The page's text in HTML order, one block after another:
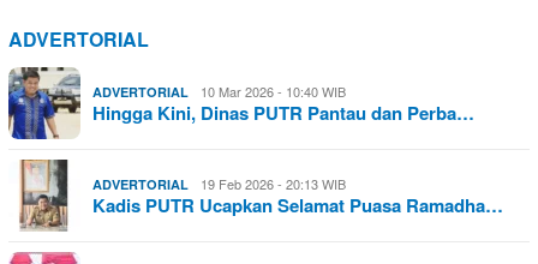
ADVERTORIAL
ADVERTORIAL 10 Mar 2026 - 10:40 WIB
Hingga Kini, Dinas PUTR Pantau dan Perba…
ADVERTORIAL 19 Feb 2026 - 20:13 WIB
Kadis PUTR Ucapkan Selamat Puasa Ramadha…